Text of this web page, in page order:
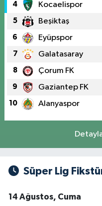
4 Kocaelispor
5 Beşiktaş
6 Eyüpspor
7 Galatasaray
8 Çorum FK
9 Gaziantep FK
10 Alanyaspor
Süper Lig
14 Ağustos, Cuma